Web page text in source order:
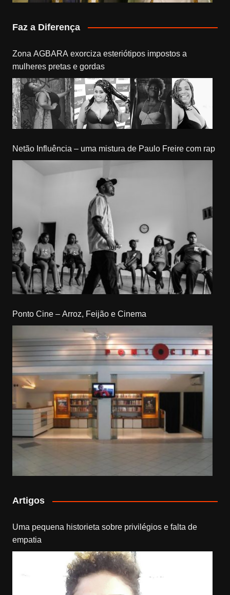
Faz a Diferença
Zona AGBARA exorciza esteriótipos impostos a
mulheres pretas e gordas
Netão Influência – uma mistura de Paulo Freire com rap
Ponto Cine – Arroz, Feijão e Cinema
Artigos
Uma pequena historieta sobre privilégios e falta de
empatia